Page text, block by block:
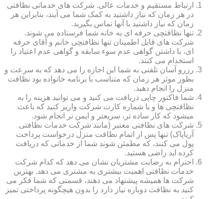
ارتباط مستقیم و خدمات عالی. شرکت های خدماتی نظافتی
در هر زمان که نیاز داشتید به کمک شما می آیند، بنابراین هر
زمان که نیاز داشتید با آنها تماس بگیرید.
تنها نظافتچی حرفه ای به خانه شما فرستاده می شوند.
شرکت های قابل اطمینان تنها نظافتچی خانم و آقای حرفه
ای، با داشتن گواهی عدم سوء سابقه و گواهی عدم اعتیاد را
استخدام می کنند.
رزرو آسان تلفنی به شما این اجازه را می دهد که به سرعت و
بطور موثر هر زمان که متناسب با برنامه خانواده بود نظافت
منزل را انجام دهید.
شما فاکتور چاپی دریافت می کنید و می توانید هزینه را به
نظافتچی ها و یا شماره کارت شرکت واریز کنید که باعث
میشود که کار ساده تر، سریعتر و ایمن تر انجام شود.
شرکت های نظافتی معتبر (مانند شرکت خدمات نظافتی
آریاپاک) تنها پس از اتمام نظافت منزل درخواست پرداخت
پول می کنند، که مطمئن شوند شما از خدماتی که دریافت
کرده اید راضی هستید.
احترام به رضایت مشتریان نشان می دهد که کدام شرکت
خدمات نظافتی اهمیت بیشتری به مشتری می دهد. بهترین
شرکت ها همیشه پیشنهاد می دهند، قسمتی که شما فکر می
کنید به نظافت دوباره نیاز دارد را بدون هیچگونه پرداختی تمیز